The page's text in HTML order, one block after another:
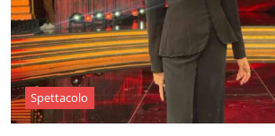
Spettacolo